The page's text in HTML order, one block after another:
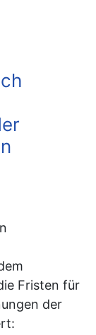
Fristen für
der